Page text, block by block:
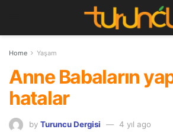
Home Yaşam
Anne Babaların
hatalar
by Turuncu Dergisi 4 yıl ago